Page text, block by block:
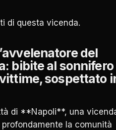
di questa vicenda.
del
bibite al sonnifero
sospettato
di **Napoli**, una
la comunità